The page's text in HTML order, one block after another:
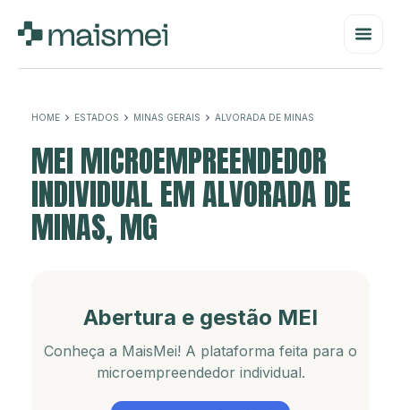
HOME ESTADOS MINAS GERAIS ALVORADA DE MINAS
MEI MICROEMPREENDEDOR
INDIVIDUAL EM ALVORADA DE
MINAS, MG
Abertura e gestão MEI
Conheça a MaisMei! A plataforma feita para o
microempreendedor individual.